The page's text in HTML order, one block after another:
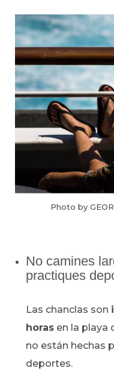
Photo by
No camines
practiques
Las chanclas son
horas en la playa
no están hechas
deportes.